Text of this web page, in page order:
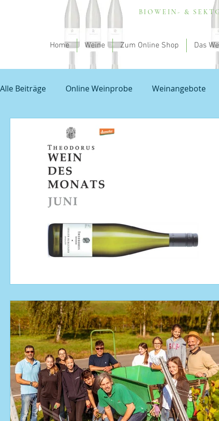
BIOWEIN- &
Home Weine Zum Online Shop Das
Alle Beiträge Online Weinprobe Weinangebote
Spargel und Wein Empfehlung - my theodorus
Unbenannte Kategorie
Veranstaltungen